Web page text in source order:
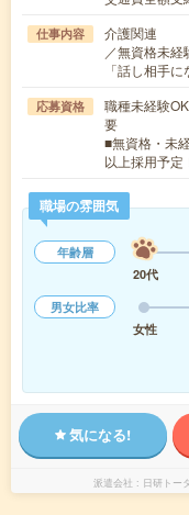
仕事内容
介護関連
／無資格未
「話し相手
応募資格
職種未経験
要
■無資格・未
以上採用予
職場の雰囲気
年齢層
20代
男女比率
女性
気になる!
派遣会社 日研トー